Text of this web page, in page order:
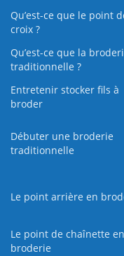
Qu’est-ce que le point
croix ?
Qu’est-ce que la
traditionnelle ?
Entretenir stocker fils à
broder
Débuter une broderie
traditionnelle
Le point arrière en
Le point de chaînette en
broderie